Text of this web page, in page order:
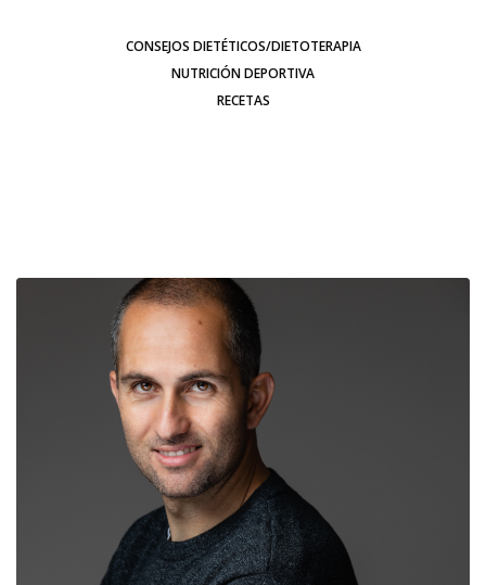
CONSEJOS DIETÉTICOS/DIETOTERAPIA
NUTRICIÓN DEPORTIVA
RECETAS